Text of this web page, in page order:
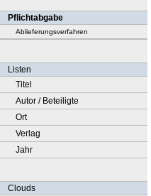
Pflichtabgabe
Ablieferungsverfahren
Listen
Titel
Autor / Beteiligte
Ort
Verlag
Jahr
Clouds